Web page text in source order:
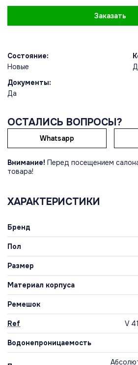
Заказать
Состояние:
Новые
Документы:
Да
ОСТАЛИСЬ ВОПРОСЫ?
Whatsapp
Внимание! Перед посещением
товара!
ХАРАКТЕРИСТИКИ
Бренд
Пол
Размер
Материал корпуса
Ремешок
Ref V
Водонепроницаемость